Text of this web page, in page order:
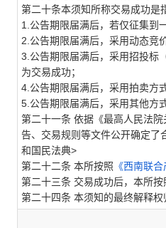
第二十条本须知所称交易成功是
1.公告期限届满后，若仅征集到
2.公告期限届满后，采用动态竞
3.公告期限届满后，采用招投标
为交易成功；
4.公告期限届满后，采用拍卖方
5.公告期限届满后，采用其他方
第二十一条 依据《最高人民法
告、交易规则等文件公开确定了
和国民法典>
第二十二条 本所按照 《西南联
第二十三条 交易成功后，本所
第二十四条 本须知的最终解释权